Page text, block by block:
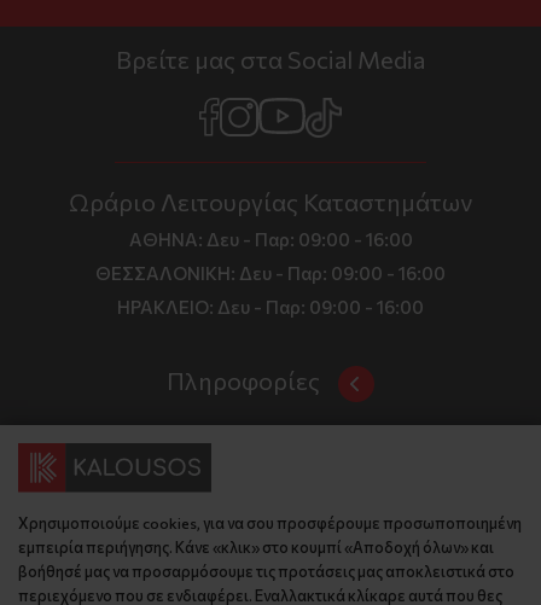
Βρείτε μας στα Social Media
Ωράριο Λειτουργίας Καταστημάτων
ΑΘΗΝΑ: Δευ - Παρ: 09:00 - 16:00
ΘΕΣΣΑΛΟΝΙΚΗ: Δευ - Παρ: 09:00 - 16:00
ΗΡΑΚΛΕΙΟ: Δευ - Παρ: 09:00 - 16:00
Πληροφορίες
Όροι και Προϋποθέσεις
Τιμές, Τρόποι Αποστολής και Πληρωμής
Πολιτική Απορρήτου
Κώδικας Δεοντολογίας
Εταιρικό Προφίλ
Επικοινωνία
Διεύθυνση
Έδρα: Γράμμου 29, 18345 , Μοσχάτο Αττική
Θεσ/νίκη: Λυσάνδρου 8, 54642, Θεσσαλονίκη
Κρήτη: Θερίσου 52, 71305, Ηράκλειο
Χρησιμοποιούμε cookies, για να σου προσφέρουμε προσωποποιημένη
εμπειρία περιήγησης. Κάνε «κλικ» στο κουμπί «Αποδοχή όλων» και
βοήθησέ μας να προσαρμόσουμε τις προτάσεις μας αποκλειστικά στο
περιεχόμενο που σε ενδιαφέρει. Εναλλακτικά κλίκαρε αυτά που θες